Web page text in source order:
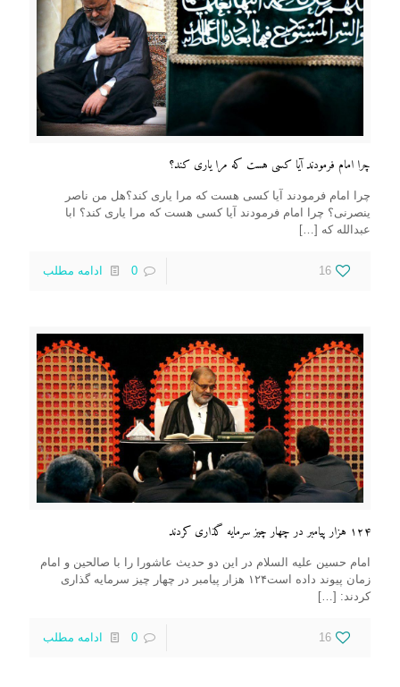
چرا امام فرمودند آیا کسی هست که مرا یاری کند؟
چرا امام فرمودند آیا کسی هست که مرا یاری کند؟هل من ناصر
ینصرنی؟ چرا امام فرمودند آیا کسی هست که مرا یاری کند؟ ابا
عبدالله که […]
16
0 ادامه مطلب
۱۲۴ هزار پیامبر در چهار چیز سرمایه گذاری کردند
امام حسین علیه السلام در این دو حدیث عاشورا را با صالحین و امام
زمان پیوند داده است۱۲۴ هزار پیامبر در چهار چیز سرمایه گذاری
کردند: […]
16
0 ادامه مطلب